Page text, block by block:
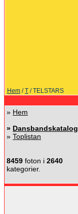
Hem /T / TELSTARS
» Hem
» Dansbandskatalog
» Toplistan
8459 foton i 2640
kategorier.